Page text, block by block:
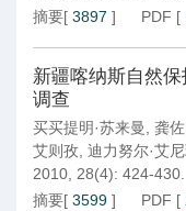
摘要[ 3897 ] PDF [
新疆喀纳斯自然
调查
买买提明·苏来曼 龚
艾则孜 迪力努尔·艾
2010, 28(4): 424-430.
摘要[ 3599 ] PDF [